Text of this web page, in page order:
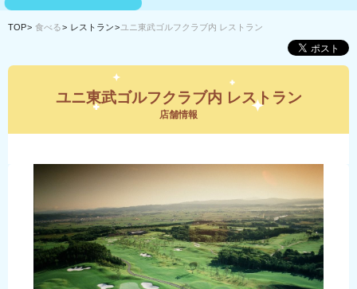
TOP 食べる レストラン ユニ東武ゴルフクラブ内 レストラン
ユニ東武ゴルフクラブ内 レストラン
店舗情報